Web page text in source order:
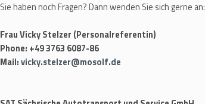
Sie haben noch Fragen? Dann wenden Sie sich gerne an:
Frau Vicky Stelzer (Personalreferentin)
Phone: +49 3763 6087-86
Mail:vicky.stelzer@mosolf.de